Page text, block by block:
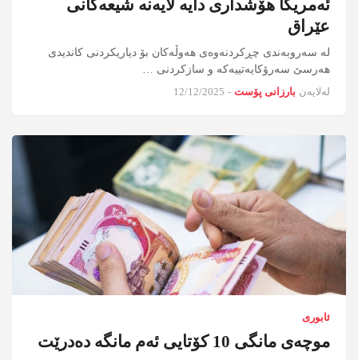
ئەمریکا هۆشداری دایە لایەنە شیعەکانی
عێراق
لە سەروبەندی چڕكردنەوەی هەوڵەكان بۆ دیاریكردنی كاندیدی
هەرسێ سەرۆكایەتییەكە و سازكردنی …
لەلایەن بارزانی پۆست -
12/12/2025
ئابوری
موچەی مانگی 10 کۆتایی ئەم مانگە دەدرێت